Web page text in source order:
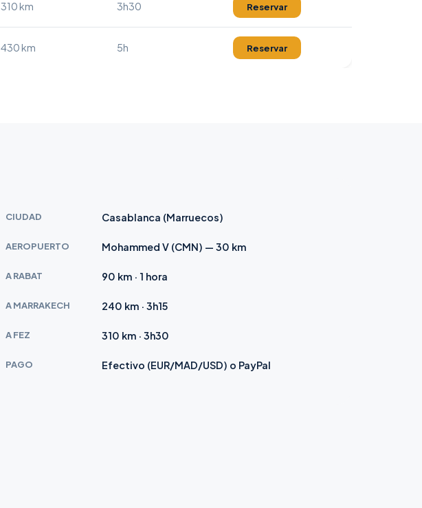
310 km 3h30 Reservar
430 km 5h Reservar
CIUDAD Casablanca (Marruecos)
AEROPUERTO Mohammed V (CMN) — 30 km
A RABAT 90 km · 1 hora
A MARRAKECH 240 km · 3h15
A FEZ 310 km · 3h30
PAGO Efectivo (EUR/MAD/USD) o PayPal